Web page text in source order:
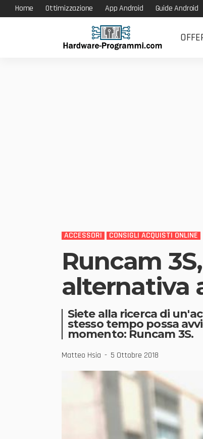
Home Ottimizzazione App Android Guide Android
ACCESSORI CONSIGLI ACQUISTI ONLINE
Runcam
alternativa
Siete alla ricerca di
stesso tempo possa
momento: Runcam 3S.
Matteo Hsia 5 Ottobre 2018